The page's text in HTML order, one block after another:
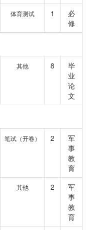
体育测试 1
必
修
其他 8
毕
业
论
文
笔试（开卷） 2
军
事
教
育
其他 2
军
事
教
育